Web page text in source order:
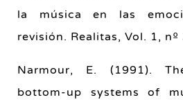
la música en las
revisión. Realitas, Vol. 1, nº
Narmour, E. (1991).
bottom-up systems of